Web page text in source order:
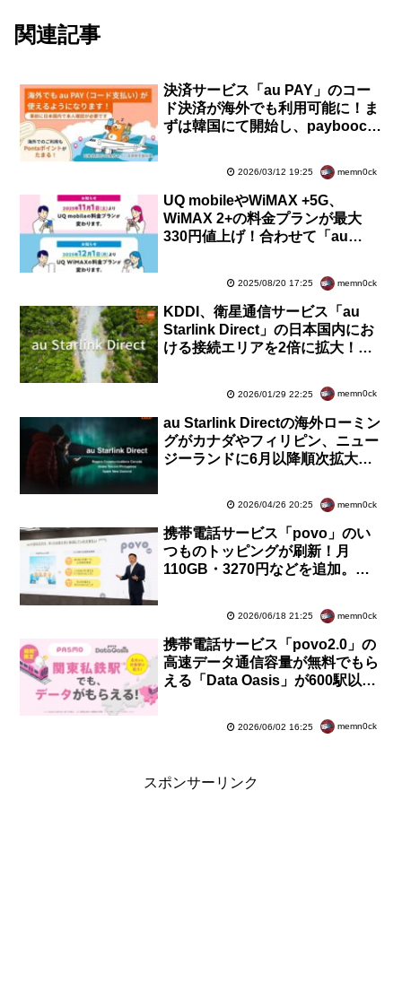
関連記事
決済サービス「au PAY」のコー
ド決済が海外でも利用可能に！ま
ずは韓国にて開始し、payboocの
2026/03/12 19:25 memn0ck
UQ mobileやWiMAX +5G、
WiMAX 2+の料金プランが最大
330円値上げ！合わせて「au
2025/08/20 17:25 memn0ck
KDDI、衛星通信サービス「au
Starlink Direct」の日本国内にお
ける接続エリアを2倍に拡大！領
2026/01/29 22:25 memn0ck
au Starlink Directの海外ローミン
グがカナダやフィリピン、ニュー
ジーランドに6月以降順次拡大！
2026/04/26 20:25 memn0ck
携帯電話サービス「povo」のい
つものトッピングが刷新！月
110GB・3270円などを追加。新
2026/06/18 21:25 memn0ck
携帯電話サービス「povo2.0」の
高速データ通信容量が無料でもら
える「Data Oasis」が600駅以上
2026/06/02 16:25 memn0ck
スポンサーリンク